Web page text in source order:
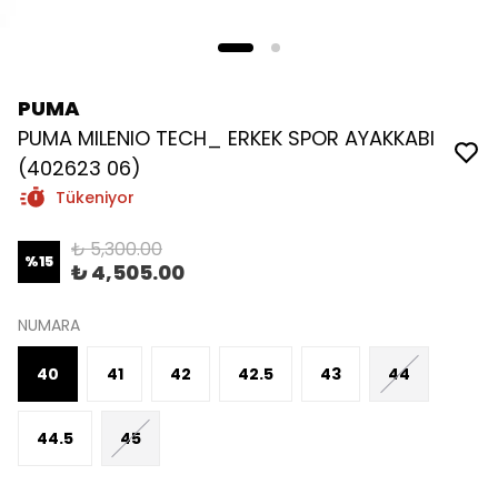
PUMA
PUMA MILENIO TECH_ ERKEK SPOR AYAKKABI
(402623 06)
Tükeniyor
%15 ₺ 5,300.00
₺ 4,505.00
NUMARA
40 41 42 42.5 43 44
44.5 45